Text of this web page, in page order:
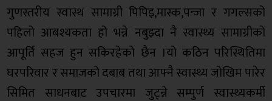
गुणस्तरीय स्वास्थ सामाग्री पिपिइ,मास्क,पन्जा र गगल्सको
पहिलो आबश्यकता हो भन्ने नबुझ्दा नै स्वास्थ्य सामाग्रीको
आपूर्ति सहज हुन सकिरहेको छैन ।यो कठिन परिस्थितिमा
घरपरिवार र समाजको दबाब तथा आफ्नै स्वास्थ्य जोखिम पारेर
सिमित साधनबाट उपचारमा जुट्न्ने सम्पुर्ण स्वास्थ्यकर्मी